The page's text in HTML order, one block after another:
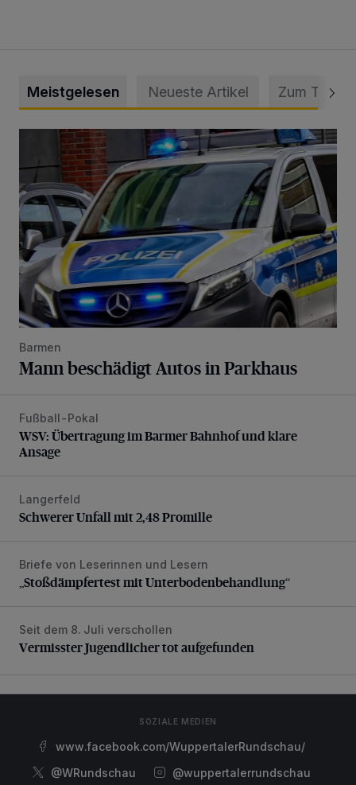
Meistgelesen Neueste Artikel Zum Thema
Mann beschädigt Autos in Parkhaus
Barmen
Mann beschädigt Autos in Parkhaus
WSV: Übertragung im Barmer Bahnhof und klare Ansage
Fußball-Pokal
WSV: Übertragung im Barmer Bahnhof und klare
Ansage
Schwerer Unfall mit 2,48 Promille
Langerfeld
Schwerer Unfall mit 2,48 Promille
„Stoßdämpfertest mit Unterbodenbehandlung“
Briefe von Leserinnen und Lesern
„Stoßdämpfertest mit Unterbodenbehandlung“
Vermisster Jugendlicher tot aufgefunden
Seit dem 8. Juli verschollen
Vermisster Jugendlicher tot aufgefunden
SOZIALE MEDIEN
www.facebook.com/WuppertalerRundschau/
@WRundschau
@wuppertalerrundschau